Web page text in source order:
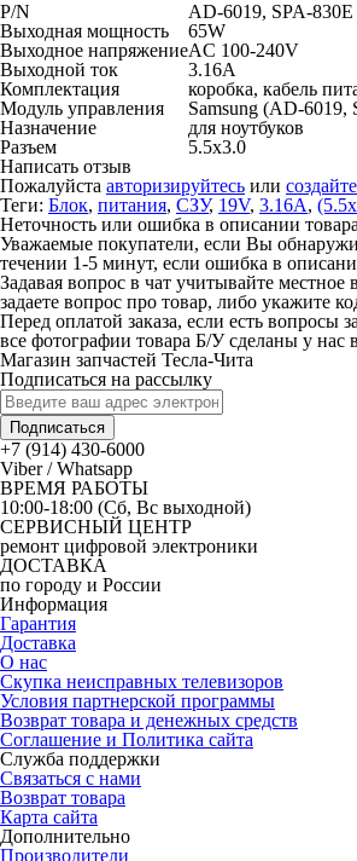
P/N
AD-6019, SPA-830E
Выходная мощность
65W
Выходное напряжениеAC 100-240V
Выходной ток
3.16А
Комплектация
коробка, кабель
Модуль управления
Samsung (AD-6019,
Назначение
для ноутбуков
Разъем
5.5x3.0
Написать отзыв
Пожалуйста авторизируйтесь или
Теги: Блок, питания, СЗУ, 19V, 3.16А,
Неточность или ошибка в описании
Уважаемые покупатели, если Вы
течении 1-5 минут, если ошибка в
Задавая вопрос в чат учитывайте
задаете вопрос про товар, либо укажите
Перед оплатой заказа, если есть вопросы
все фотографии товара Б/У сделаны у нас
Магазин запчастей Тесла-Чита
Подписаться на рассылку
Подписаться
+7 (914) 430-6000
Viber / Whatsapp
ВРЕМЯ РАБОТЫ
10:00-18:00 (Сб, Вс выходной)
СЕРВИСНЫЙ ЦЕНТР
ремонт цифровой электроники
ДОСТАВКА
по городу и России
Информация
Гарантия
Доставка
О нас
Скупка неисправных телевизоров
Условия партнерской программы
Возврат товара и денежных средств
Соглашение и Политика сайта
Служба поддержки
Связаться с нами
Возврат товара
Карта сайта
Дополнительно
Производители